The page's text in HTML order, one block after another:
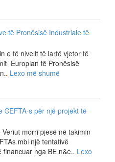
të Pronësisë Industriale të
e të nivelit të lartë vjetor të
Europian të Pronësisë
Lexo më shumë
CEFTA-s për një projekt të
morri pjesë në takimin
mbi një tentativë
nga BE n&e.. Lexo